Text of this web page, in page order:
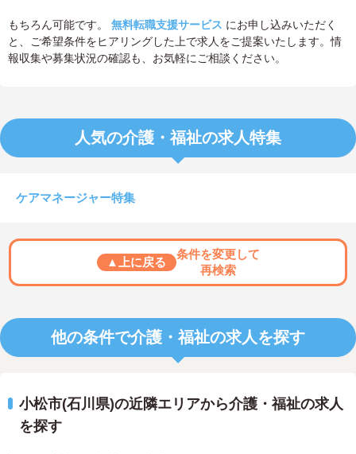
もちろん可能です。 無料転職支援サービス にお申し込みいただく
と、ご希望条件をヒアリングした上で求人をご提案いたします。情
報収集や募集状況の確認も、お気軽にご相談ください。
人気の介護・福祉の求人特集
ケアマネージャー特集
▲上に戻る
条件を変更して
再検索
他の条件で介護・福祉の求人を探す
小松市(石川県)の近隣エリアから介護・福祉の求人
を探す